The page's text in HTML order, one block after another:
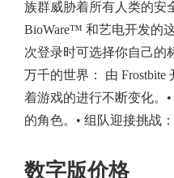
族群威胁着所有人类的安
BioWare™ 和艺电开发的
次登录时可选择你自己的
万千的世界： 由
着游戏的进行不断变化。
的角色。• 组队迎接挑战
数字版价格